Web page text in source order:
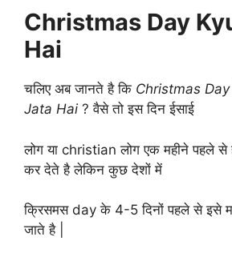
Christmas Day
Hai
चलिए अब जानते है कि Christmas
Jata Hai ? वैसे तो इस दिन ईसाई
लोग या christian लोग एक महीने पहले से
कर देते है लेकिन कुछ देशों में
क्रिसमस day के 4-5 दिनों पहले से इसे
जाते है |